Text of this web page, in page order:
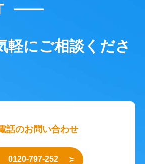
軽にご相談くださ
話のお問い合わせ
0120-797-252